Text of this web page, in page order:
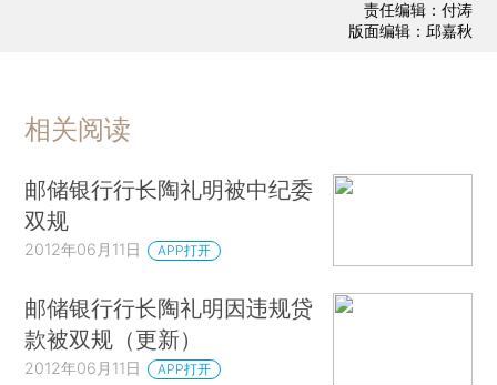
责任编辑：付涛
版面编辑：邱嘉秋
相关阅读
邮储银行行长陶礼明被中纪委
双规
2012年06月11日 APP打开
邮储银行行长陶礼明因违规贷
款被双规（更新）
2012年06月11日 APP打开